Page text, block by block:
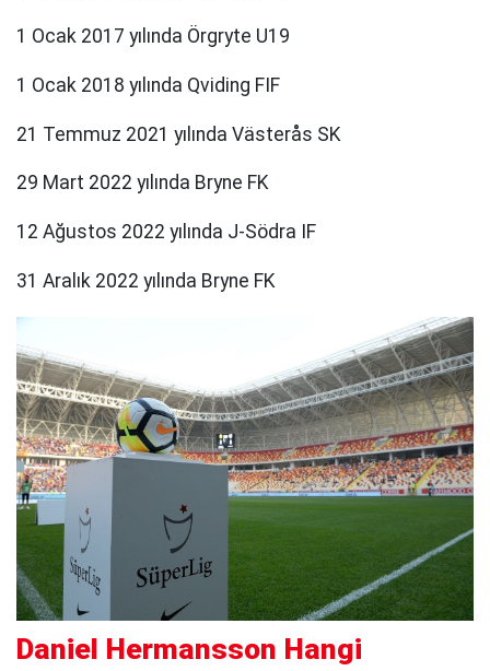
1 Ocak 2017 yılında Örgryte U19
1 Ocak 2018 yılında Qviding FIF
21 Temmuz 2021 yılında Västerås SK
29 Mart 2022 yılında Bryne FK
12 Ağustos 2022 yılında J-Södra IF
31 Aralık 2022 yılında Bryne FK
Daniel Hermansson Hangi